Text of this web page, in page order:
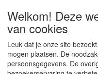
BTW no:
zijn
Betalingen:
Welkom! Deze
van cookies
Leuk dat je onze site
mogen plaatsen. De
persoonsgegevens. De